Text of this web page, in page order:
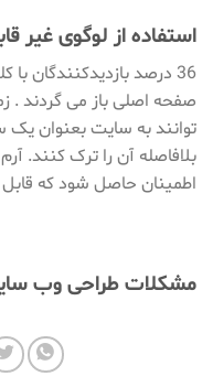
استفاده از لوگوی غیر
36 درصد بازدیدکنندگان
صفحه اصلی باز می گردند .
توانند به سایت بعنوان
بلافاصله آن را ترک کنند.
اطمینان حاصل شود که
مشکلات طراحی وب